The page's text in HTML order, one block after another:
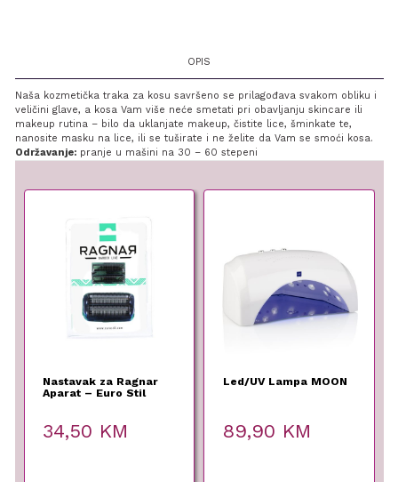
OPIS
Naša kozmetička traka za kosu savršeno se prilagođava svakom obliku i
veličini glave, a kosa Vam više neće smetati pri obavljanju skincare ili
makeup rutina – bilo da uklanjate makeup, čistite lice, šminkate te,
nanosite masku na lice, ili se tuširate i ne želite da Vam se smoći kosa.
Održavanje:pranje u mašini na 30 – 60 stepeni
Nastavak za Ragnar
Aparat – Euro Stil
34,50 KM
Led/UV Lampa MOON
89,90 KM